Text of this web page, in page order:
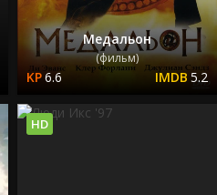
Медальон
(фильм)
6.6 5.2
HD